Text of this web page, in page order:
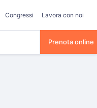
Congressi Lavora con noi
Prenota online